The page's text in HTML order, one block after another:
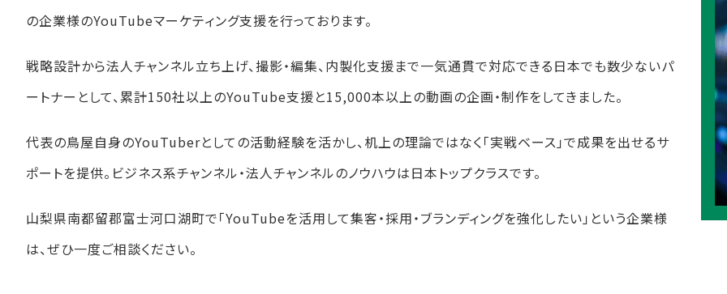
の企業様のYouTubeマーケティング支援を行っております。
戦略設計から法人チャンネル立ち上げ、撮影・編集、内製化支援まで一気通貫で対応できる日本でも数少ないパ
ートナーとして、累計150社以上のYouTube支援と15,000本以上の動画の企画・制作をしてきました。
代表の鳥屋自身のYouTuberとしての活動経験を活かし、机上の理論ではなく「実戦ベース」で成果を出せるサ
ポートを提供。ビジネス系チャンネル・法人チャンネルのノウハウは日本トップクラスです。
山梨県南都留郡富士河口湖町で「YouTubeを活用して集客・採用・ブランディングを強化したい」という企業様
は、ぜひ一度ご相談ください。